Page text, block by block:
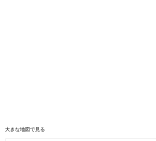
大きな地図で見る